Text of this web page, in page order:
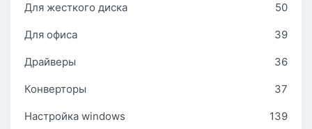
Для жесткого диска 50
Для офиса 39
Драйверы 36
Конверторы 37
Настройка windows 139